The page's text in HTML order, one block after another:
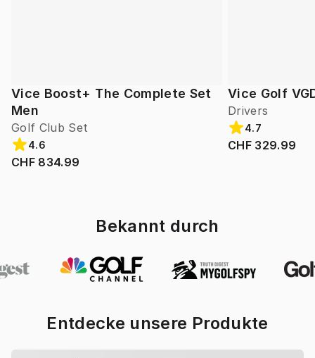
Vice Boost+ The Complete Set
Men
Golf Club Set
4.6
CHF 834.99
Vice Golf
Drivers
4.7
CHF 329.99
Bekannt durch
Entdecke unsere Produkte